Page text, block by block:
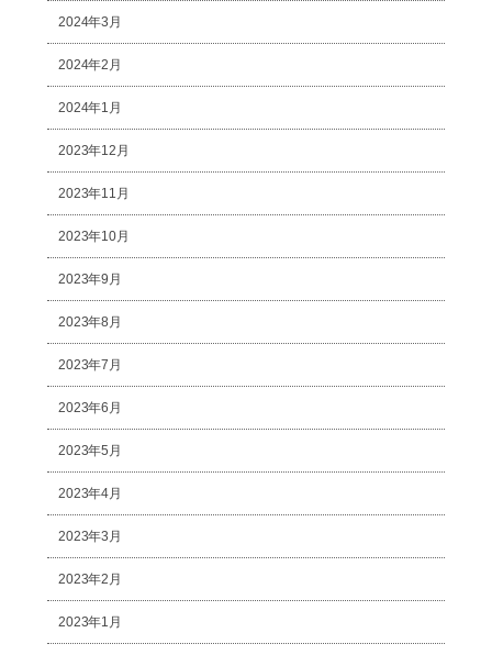
2024年3月
2024年2月
2024年1月
2023年12月
2023年11月
2023年10月
2023年9月
2023年8月
2023年7月
2023年6月
2023年5月
2023年4月
2023年3月
2023年2月
2023年1月